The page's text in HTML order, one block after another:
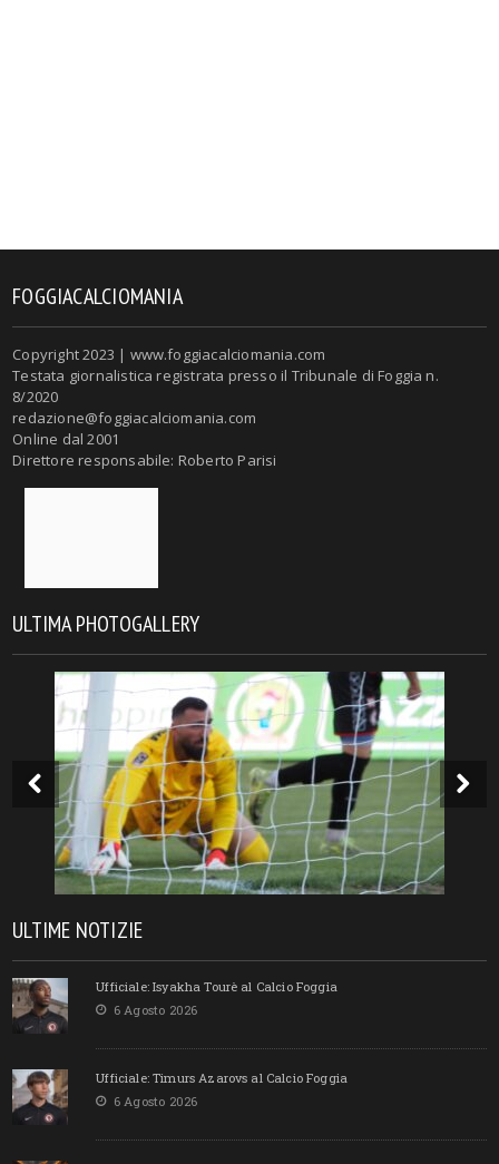
FOGGIACALCIOMANIA
Copyright 2023 | www.foggiacalciomania.com
Testata giornalistica registrata presso il Tribunale di Foggia n.
8/2020
redazione@foggiacalciomania.com
Online dal 2001
Direttore responsabile: Roberto Parisi
ULTIMA PHOTOGALLERY
ULTIME NOTIZIE
Ufficiale: Isyakha Tourè al Calcio Foggia
6 Agosto 2026
Ufficiale: Timurs Azarovs al Calcio Foggia
6 Agosto 2026